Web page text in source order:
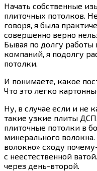
Начать собственные
плиточных потолков.
говоря, я была
совершенно верно
Бывая по долгу работы
компаний, я подолгу
потолки.
И понимаете, какое
Что это легко
Ну, в случае если и не
такие узкие плиты
плиточные потолки в
минерального
волокно» сходу
с неестественной
через день-второй.